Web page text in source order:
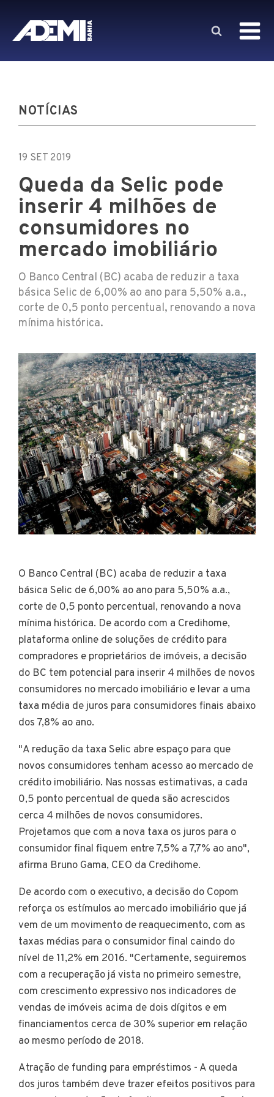
NOTÍCIAS
19 SET 2019
Queda da Selic pode
inserir 4 milhões de
consumidores no
mercado imobiliário
O Banco Central (BC) acaba de reduzir a taxa
básica Selic de 6,00% ao ano para 5,50% a.a.,
corte de 0,5 ponto percentual, renovando a nova
mínima histórica.
O Banco Central (BC) acaba de reduzir a taxa
básica Selic de 6,00% ao ano para 5,50% a.a.,
corte de 0,5 ponto percentual, renovando a nova
mínima histórica. De acordo com a Credihome,
plataforma online de soluções de crédito para
compradores e proprietários de imóveis, a decisão
do BC tem potencial para inserir 4 milhões de novos
consumidores no mercado imobiliário e levar a uma
taxa média de juros para consumidores finais abaixo
dos 7,8% ao ano.
"A redução da taxa Selic abre espaço para que
novos consumidores tenham acesso ao mercado de
crédito imobiliário. Nas nossas estimativas, a cada
0,5 ponto percentual de queda são acrescidos
cerca 4 milhões de novos consumidores.
Projetamos que com a nova taxa os juros para o
consumidor final fiquem entre 7,5% a 7,7% ao ano",
afirma Bruno Gama, CEO da Credihome.
De acordo com o executivo, a decisão do Copom
reforça os estímulos ao mercado imobiliário que já
vem de um movimento de reaquecimento, com as
taxas médias para o consumidor final caindo do
nível de 11,2% em 2016. "Certamente, seguiremos
com a recuperação já vista no primeiro semestre,
com crescimento expressivo nos indicadores de
vendas de imóveis acima de dois dígitos e em
financiamentos cerca de 30% superior em relação
ao mesmo período de 2018.
Atração de funding para empréstimos - A queda
dos juros também deve trazer efeitos positivos para